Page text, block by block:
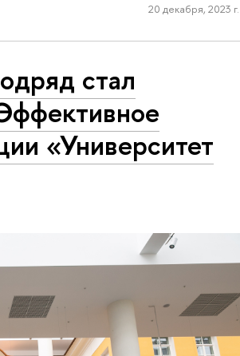
20 декабря, 2023 г.
стал
«Университет